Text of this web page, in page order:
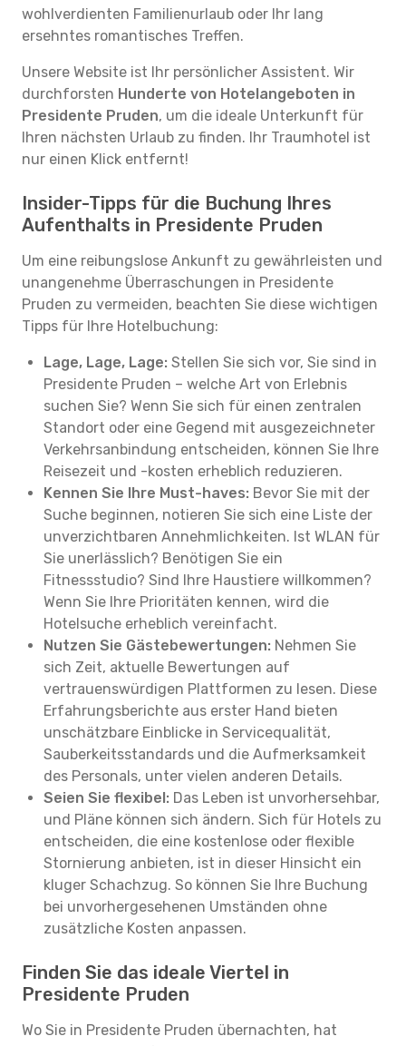
wohlverdienten Familienurlaub oder Ihr lang
ersehntes romantisches Treffen.
Unsere Website ist Ihr persönlicher Assistent. Wir
durchforsten Hunderte von Hotelangeboten in
Presidente Pruden, um die ideale Unterkunft für
Ihren nächsten Urlaub zu finden. Ihr Traumhotel ist
nur einen Klick entfernt!
Insider-Tipps für die Buchung Ihres
Aufenthalts in Presidente Pruden
Um eine reibungslose Ankunft zu gewährleisten und
unangenehme Überraschungen in Presidente
Pruden zu vermeiden, beachten Sie diese wichtigen
Tipps für Ihre Hotelbuchung:
Lage, Lage, Lage: Stellen Sie sich vor, Sie sind in
Presidente Pruden – welche Art von Erlebnis
suchen Sie? Wenn Sie sich für einen zentralen
Standort oder eine Gegend mit ausgezeichneter
Verkehrsanbindung entscheiden, können Sie Ihre
Reisezeit und -kosten erheblich reduzieren.
Kennen Sie Ihre Must-haves: Bevor Sie mit der
Suche beginnen, notieren Sie sich eine Liste der
unverzichtbaren Annehmlichkeiten. Ist WLAN für
Sie unerlässlich? Benötigen Sie ein
Fitnessstudio? Sind Ihre Haustiere willkommen?
Wenn Sie Ihre Prioritäten kennen, wird die
Hotelsuche erheblich vereinfacht.
Nutzen Sie Gästebewertungen: Nehmen Sie
sich Zeit, aktuelle Bewertungen auf
vertrauenswürdigen Plattformen zu lesen. Diese
Erfahrungsberichte aus erster Hand bieten
unschätzbare Einblicke in Servicequalität,
Sauberkeitsstandards und die Aufmerksamkeit
des Personals, unter vielen anderen Details.
Seien Sie flexibel: Das Leben ist unvorhersehbar,
und Pläne können sich ändern. Sich für Hotels zu
entscheiden, die eine kostenlose oder flexible
Stornierung anbieten, ist in dieser Hinsicht ein
kluger Schachzug. So können Sie Ihre Buchung
bei unvorhergesehenen Umständen ohne
zusätzliche Kosten anpassen.
Finden Sie das ideale Viertel in
Presidente Pruden
Wo Sie in Presidente Pruden übernachten, hat